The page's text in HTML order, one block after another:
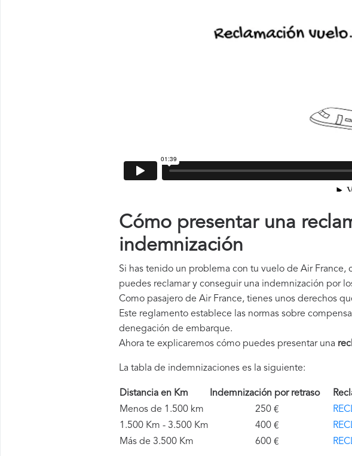
Cómo presentar una
indemnización
Si has tenido un problema con tu vuelo de Air
puedes reclamar y conseguir una indemnización por
Como pasajero de Air France, tienes unos derechos
Este reglamento establece las normas sobre
denegación de embarque.
Ahora te explicaremos cómo puedes presentar una
La tabla de indemnizaciones es la siguiente:
Distancia en Km Indemnización por retraso
Menos de 1.500 km
250 €
1.500 Km - 3.500 Km
400 €
Más de 3.500 Km
600 €